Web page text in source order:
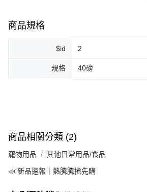
商品規格
$id 2
規格 40磅
商品相關分類 (2)
寵物用品 其他日常用品/食品
📣 新品速報｜熱騰騰搶先購